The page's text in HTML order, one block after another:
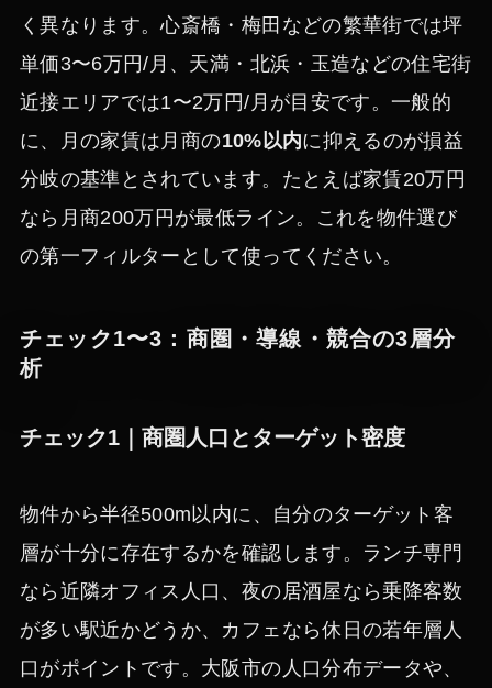
く異なります。心斎橋・梅田などの繁華街では坪
単価3〜6万円/月、天満・北浜・玉造などの住宅街
近接エリアでは1〜2万円/月が目安です。一般的
に、月の家賃は月商の10%以内に抑えるのが損益
分岐の基準とされています。たとえば家賃20万円
なら月商200万円が最低ライン。これを物件選び
の第一フィルターとして使ってください。
チェック1〜3：商圏・導線・競合の3層分
析
チェック1｜商圏人口とターゲット密度
物件から半径500m以内に、自分のターゲット客
層が十分に存在するかを確認します。ランチ専門
なら近隣オフィス人口、夜の居酒屋なら乗降客数
が多い駅近かどうか、カフェなら休日の若年層人
口がポイントです。大阪市の人口分布データや、